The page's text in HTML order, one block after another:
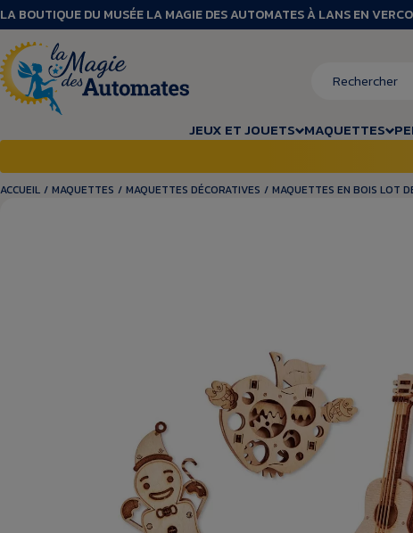
LA BOUTIQUE DU MUSÉE LA MAGIE DES AUTOMATES À LANS EN
JEUX ET JOUETS MAQUETTES
ACCUEIL / MAQUETTES / MAQUETTES DÉCORATIVES / MAQUETTES EN BOIS LOT